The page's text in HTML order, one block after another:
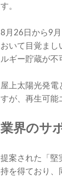
す。
8月26日から9
おいて目覚まし
ルギー貯蔵が不
屋上太陽光発電
すが、再生可能
業界のサ
提案された「堅
持を得ており、